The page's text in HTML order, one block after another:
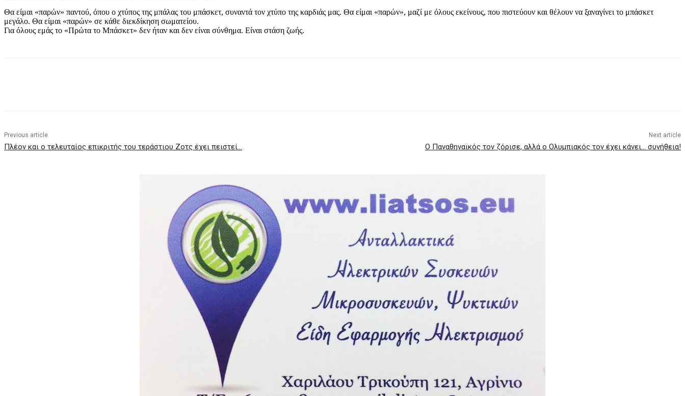
Θα είμαι «παρών» παντού, όπου ο χτύπος της μπάλας του μπάσκετ, συναντά τον χτύπο της καρδιάς μας. Θα είμαι «παρών», μαζί με όλους εκείνους, που πιστεύουν και θέλουν να ξαναγίνει το μπάσκετ
μεγάλο. Θα είμαι «παρών» σε κάθε διεκδίκηση σωματείου.
Για όλους εμάς το «Πρώτα το Μπάσκετ» δεν ήταν και δεν είναι σύνθημα. Είναι στάση ζωής.
Previous article
Πλέον και ο τελευταίος επικριτής του τεράστιου Ζοτς έχει πειστεί…
Next article
Ο Παναθηναϊκός τον ζόρισε, αλλά ο Ολυμπιακός τον έχει κάνει… συνήθεια!